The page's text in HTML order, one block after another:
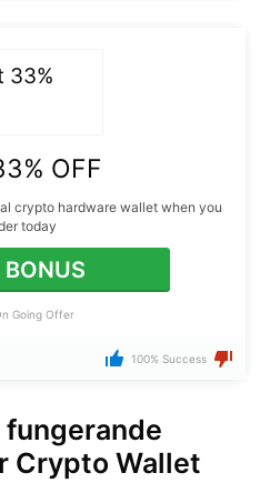
OFF
crypto hardware wallet when you
today
BONUS
Going Offer
100% Success
Crypto Wallet